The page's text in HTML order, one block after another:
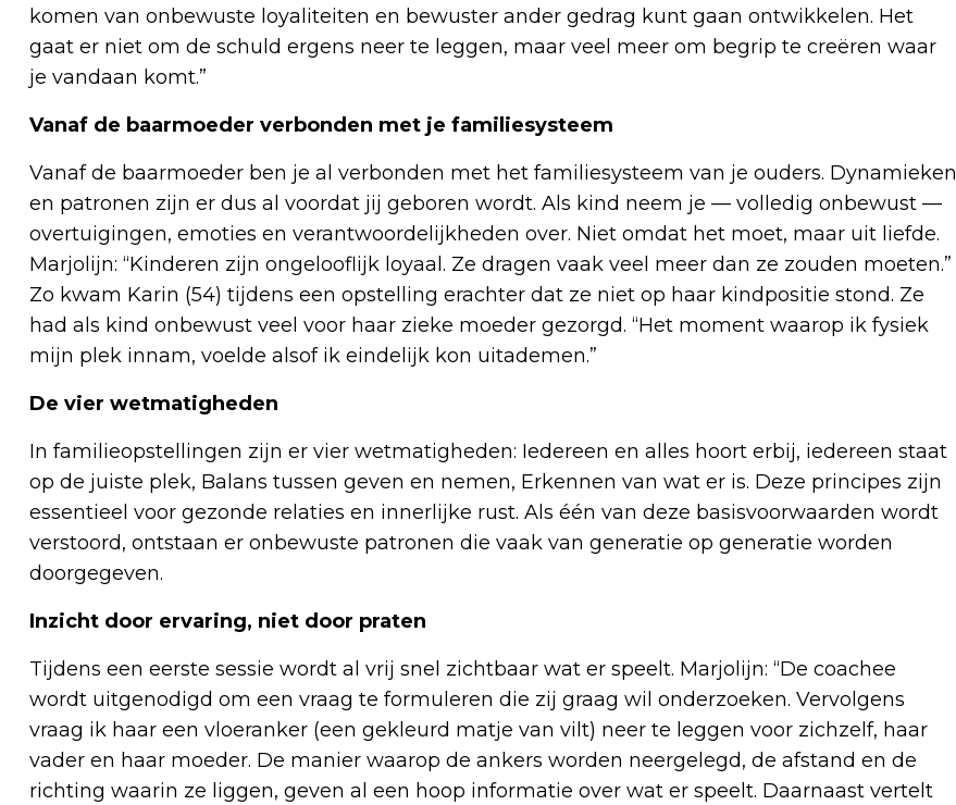
komen van onbewuste loyaliteiten en bewuster ander gedrag kunt gaan ontwikkelen. Het
gaat er niet om de schuld ergens neer te leggen, maar veel meer om begrip te creëren waar
je vandaan komt.”
Vanaf de baarmoeder verbonden met je familiesysteem
Vanaf de baarmoeder ben je al verbonden met het familiesysteem van je ouders. Dynamieken
en patronen zijn er dus al voordat jij geboren wordt. Als kind neem je — volledig onbewust —
overtuigingen, emoties en verantwoordelijkheden over. Niet omdat het moet, maar uit liefde.
Marjolijn: “Kinderen zijn ongelooflijk loyaal. Ze dragen vaak veel meer dan ze zouden moeten.”
Zo kwam Karin (54) tijdens een opstelling erachter dat ze niet op haar kindpositie stond. Ze
had als kind onbewust veel voor haar zieke moeder gezorgd. “Het moment waarop ik fysiek
mijn plek innam, voelde alsof ik eindelijk kon uitademen.”
De vier wetmatigheden
In familieopstellingen zijn er vier wetmatigheden: Iedereen en alles hoort erbij, iedereen staat
op de juiste plek, Balans tussen geven en nemen, Erkennen van wat er is. Deze principes zijn
essentieel voor gezonde relaties en innerlijke rust. Als één van deze basisvoorwaarden wordt
verstoord, ontstaan er onbewuste patronen die vaak van generatie op generatie worden
doorgegeven.
Inzicht door ervaring, niet door praten
Tijdens een eerste sessie wordt al vrij snel zichtbaar wat er speelt. Marjolijn: “De coachee
wordt uitgenodigd om een vraag te formuleren die zij graag wil onderzoeken. Vervolgens
vraag ik haar een vloeranker (een gekleurd matje van vilt) neer te leggen voor zichzelf, haar
vader en haar moeder. De manier waarop de ankers worden neergelegd, de afstand en de
richting waarin ze liggen, geven al een hoop informatie over wat er speelt. Daarnaast vertelt